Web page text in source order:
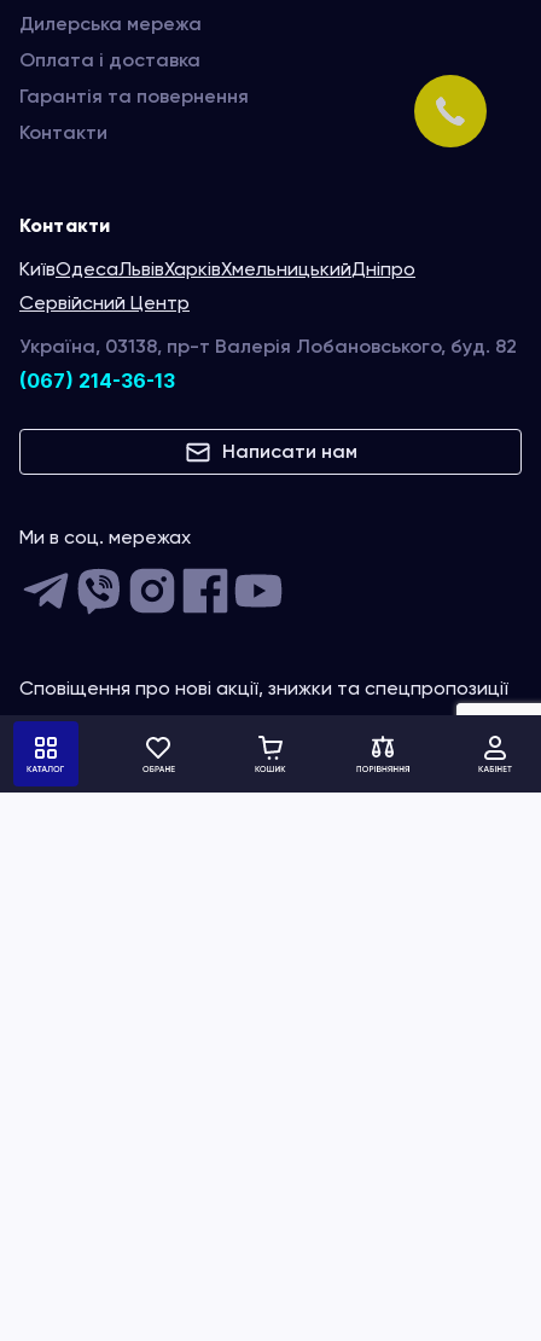
Дилерська мережа
Оплата і доставка
Гарантія та повернення
Контакти
Контакти
КиївОдесаЛьвівХарківХмельницькийДніпро
Сервійсний Центр
Україна, 03138, пр-т Валерія Лобановського, буд. 82
(067) 214-36-13
Написати нам
Ми в соц. мережах
Сповіщення про нові акції, знижки та спецпропозиції